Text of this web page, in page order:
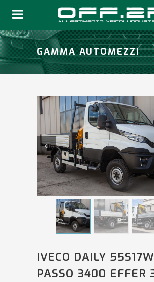
GAMMA AUTOMEZZI
IVECO DAILY
PASSO 3400 EFFER